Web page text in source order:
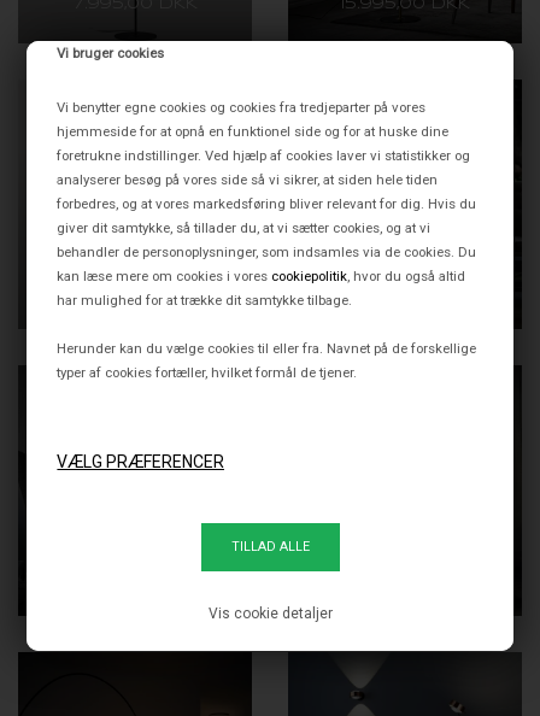
Vi bruger cookies
Vi benytter egne cookies og cookies fra tredjeparter på vores
hjemmeside for at opnå en funktionel side og for at huske dine
foretrukne indstillinger. Ved hjælp af cookies laver vi statistikker og
analyserer besøg på vores side så vi sikrer, at siden hele tiden
forbedres, og at vores markedsføring bliver relevant for dig. Hvis du
giver dit samtykke, så tillader du, at vi sætter cookies, og at vi
behandler de personoplysninger, som indsamles via de cookies. Du
kan læse mere om cookies i vores cookiepolitik , hvor du også altid
har mulighed for at trække dit samtykke tilbage.
Herunder kan du vælge cookies til eller fra. Navnet på de forskellige
typer af cookies fortæller, hvilket formål de tjener.
Vis cookie detaljer
7.995,00 DKK 15.995,00 DKK
LE KLINT 351
SHIBUI GULVLAMPE,
GULVLAMPE, AIR – FLERE